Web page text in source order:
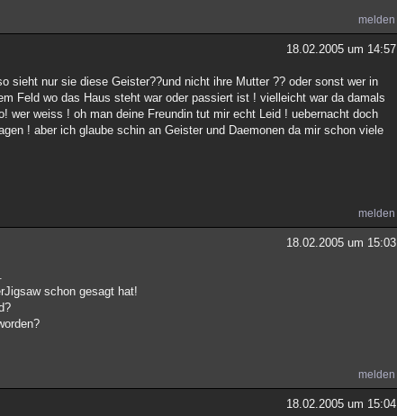
melden
18.02.2005 um 14:57
sieht nur sie diese Geister??und nicht ihre Mutter ?? oder sonst wer in
Feld wo das Haus steht war oder passiert ist ! vielleicht war da damals
wer weiss ! oh man deine Freundin tut mir echt Leid ! uebernacht doch
! aber ich glaube schin an Geister und Daemonen da mir schon viele
melden
18.02.2005 um 15:03
schon gesagt hat!
melden
18.02.2005 um 15:04